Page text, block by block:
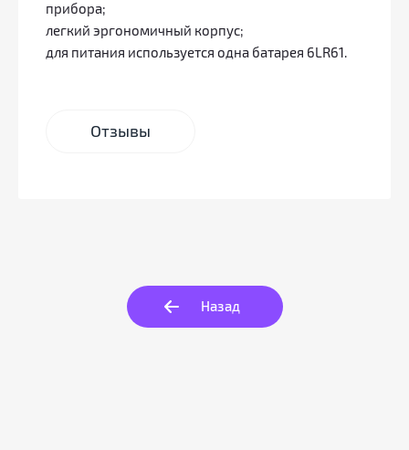
прибора;
легкий эргономичный корпус;
для питания используется одна батарея 6LR61.
Отзывы
Назад